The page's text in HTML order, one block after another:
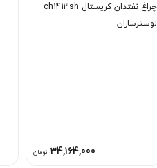
چراغ نفتدان کریستال ch1413sh
لوسترسازان
34,164,000 تومان